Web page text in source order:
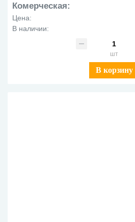
Комерческая:
Цена:
В наличии:
шт
В корзину